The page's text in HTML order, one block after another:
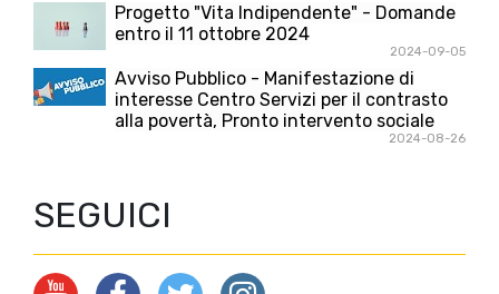
Progetto "Vita Indipendente" - Domande
entro il 11 ottobre 2024
2024-09-05
Avviso Pubblico - Manifestazione di
interesse Centro Servizi per il contrasto
alla povertà, Pronto intervento sociale
2024-08-26
SEGUICI